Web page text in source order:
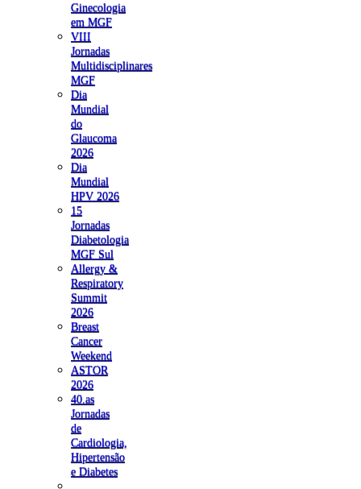
Ginecologia
em MGF
VIII
Jornadas
Multidisciplinares
MGF
Dia
Mundial
do
Glaucoma
2026
Dia
Mundial
HPV 2026
15
Jornadas
Diabetologia
MGF Sul
Allergy &
Respiratory
Summit
2026
Breast
Cancer
Weekend
ASTOR
2026
40.as
Jornadas
de
Cardiologia,
Hipertensão
e Diabetes